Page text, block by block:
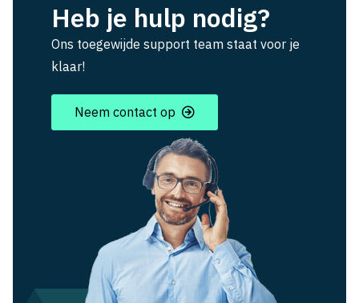
Heb je hulp nodig?
Ons toegewijde support team staat voor je
klaar!
Neem contact op